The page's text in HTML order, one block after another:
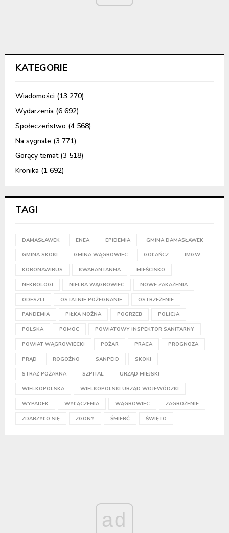
KATEGORIE
Wiadomości (13 270)
Wydarzenia (6 692)
Społeczeństwo (4 568)
Na sygnale (3 771)
Gorący temat(3 518)
Kronika (1 692)
TAGI
DAMASŁAWEK ENEA EPIDEMIA GMINA DAMASŁAWEK
GMINA SKOKI GMINA WĄGROWIEC GOŁAŃCZ IMGW
KORONAWIRUS KWARANTANNA MIEŚCISKO
NEKROLOGI NIELBA WĄGROWIEC NOWE ZAKAŻENIA
ODESZLI OSTATNIE POŻEGNANIE OSTRZEŻENIE
PANDEMIA PIŁKA NOŻNA POGRZEB POLICJA
POLSKA POMOC POWIATOWY INSPEKTOR SANITARNY
POWIAT WĄGROWIECKI POŻAR PRACA PROGNOZA
PRĄD ROGOŹNO SANPEID SKOKI
STRAŻ POŻARNA SZPITAL URZĄD MIEJSKI
WIELKOPOLSKA WIELKOPOLSKI URZĄD WOJEWÓDZKI
WYPADEK WYŁĄCZENIA WĄGROWIEC ZAGROŻENIE
ZDARZYŁO SIĘ ZGONY ŚMIERĆ ŚWIĘTO
ad